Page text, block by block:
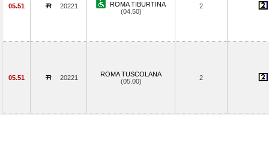
05.51 20221
ROMA TIBURTINA
(04.50)
2
05.51 20221
ROMA TUSCOLANA
(05.00)
2